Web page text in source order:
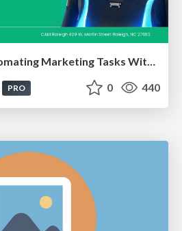
Kristin Tynski - Automating Marketing Tasks With AI
PRO 0 440